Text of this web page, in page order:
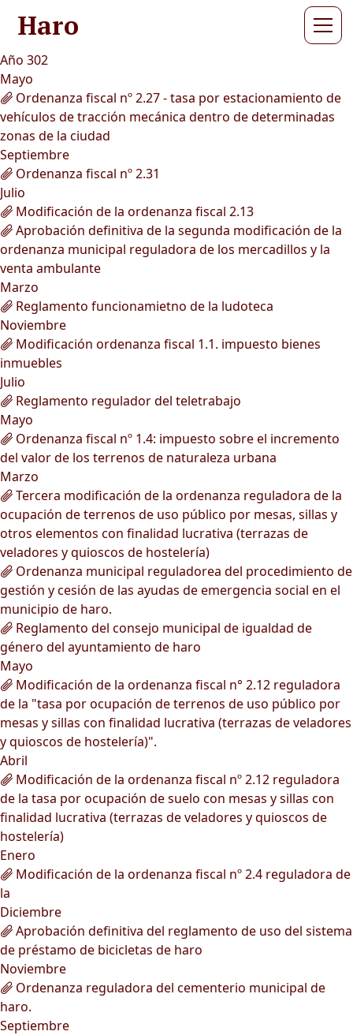
Haro
Año 302
Mayo
Ordenanza fiscal nº 2.27 - tasa por estacionamiento de
vehículos de tracción mecánica dentro de determinadas
zonas de la ciudad
Septiembre
Ordenanza fiscal nº 2.31
Julio
Modificación de la ordenanza fiscal 2.13
Aprobación definitiva de la segunda modificación de la
ordenanza municipal reguladora de los mercadillos y la
venta ambulante
Marzo
Reglamento funcionamietno de la ludoteca
Noviembre
Modificación ordenanza fiscal 1.1. impuesto bienes
inmuebles
Julio
Reglamento regulador del teletrabajo
Mayo
Ordenanza fiscal nº 1.4: impuesto sobre el incremento
del valor de los terrenos de naturaleza urbana
Marzo
Tercera modificación de la ordenanza reguladora de la
ocupación de terrenos de uso público por mesas, sillas y
otros elementos con finalidad lucrativa (terrazas de
veladores y quioscos de hostelería)
Ordenanza municipal reguladorea del procedimiento de
gestión y cesión de las ayudas de emergencia social en el
municipio de haro.
Reglamento del consejo municipal de igualdad de
género del ayuntamiento de haro
Mayo
Modificación de la ordenanza fiscal n° 2.12 reguladora
de la "tasa por ocupación de terrenos de uso público por
mesas y sillas con finalidad lucrativa (terrazas de veladores
y quioscos de hostelería)".
Abril
Modificación de la ordenanza fiscal nº 2.12 reguladora
de la tasa por ocupación de suelo con mesas y sillas con
finalidad lucrativa (terrazas de veladores y quioscos de
hostelería)
Enero
Modificación de la ordenanza fiscal nº 2.4 reguladora de
la
Diciembre
Aprobación definitiva del reglamento de uso del sistema
de préstamo de bicicletas de haro
Noviembre
Ordenanza reguladora del cementerio municipal de
haro.
Septiembre